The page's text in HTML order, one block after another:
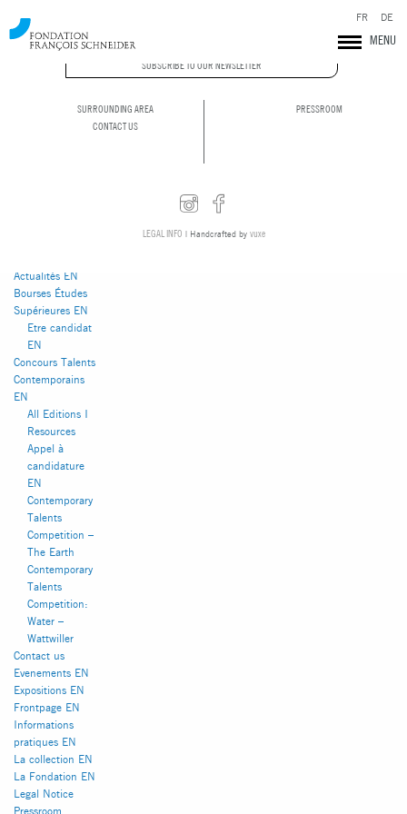
Fondation François Schneider
MENU
FR DE
You are currently
Actualités EN
Bourses Études
Supérieures EN
Etre candidat
EN
Concours Talents
Contemporains
EN
All Editions I
Resources
Appel à
candidature
EN
Contemporary
Talents
Competition –
The Earth
Contemporary
Talents
Competition:
Water –
Wattwiller
Contact us
Evenements EN
Expositions EN
Frontpage EN
Informations
pratiques EN
La collection EN
La Fondation EN
Legal Notice
Pressroom
SUBSCRIBE TO OUR NEWSLETTER
SURROUNDING AREA
CONTACT US
PRESSROOM
LEGAL INFO | Handcrafted by vuxe